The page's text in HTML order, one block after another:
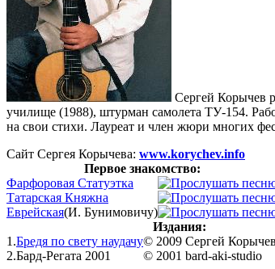
Сергей Корычев
училище (1988), штурман самолета ТУ-154.
на свои стихи. Лауреат и член жюри многих
Сайт Сергея Корычева: www.korychev.info
Первое знакомство:
Фарфоровая Статуэтка
Татарская Княжна
Еврейская(И. Бунимовичу)
Издания:
1.Бредя по свету наудачу© 2009 Cергей Корычев
2.Бард-Регата 2001 © 2001 bard-aki-studio